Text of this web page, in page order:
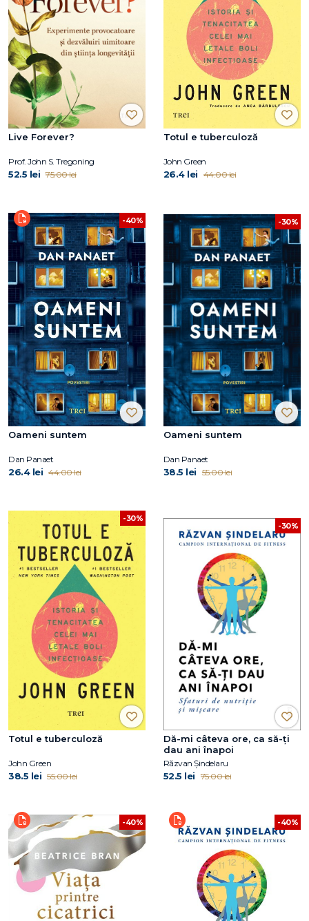
Live Forever?
Prof. John S. Tregoning
52.5 lei 75.00 lei
Totul e tuberculoză
John Green
26.4 lei 44.00 lei
-40%
Oameni suntem
Dan Panaet
26.4 lei 44.00 lei
-30%
Oameni suntem
Dan Panaet
38.5 lei 55.00 lei
-30%
Totul e tuberculoză
John Green
38.5 lei 55.00 lei
-30%
Dă-mi câteva ore, ca să-ţi
dau ani înapoi
Răzvan Șindelaru
52.5 lei 75.00 lei
-40% -40%